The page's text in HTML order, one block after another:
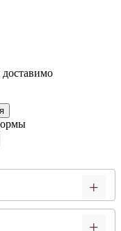
доставимо